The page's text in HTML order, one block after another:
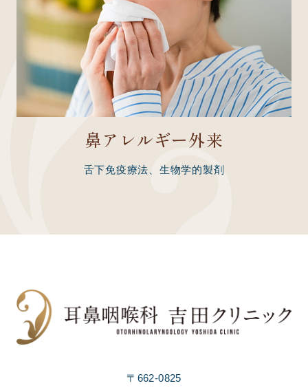
鼻アレルギー外来
舌下免疫療法、生物学的製剤
〒662-0825